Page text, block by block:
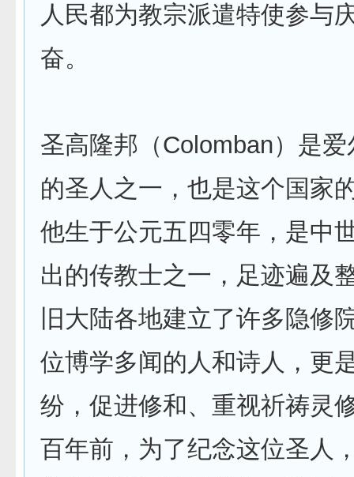
人民都为教宗派遣特使参与
奋。
圣高隆邦（Colomban）是
的圣人之一，也是这个国家
他生于公元五四零年，是中
出的传教士之一，足迹遍及
旧大陆各地建立了许多隐修
位博学多闻的人和诗人，更
纷，促进修和、重视祈祷灵
百年前，为了纪念这位圣人